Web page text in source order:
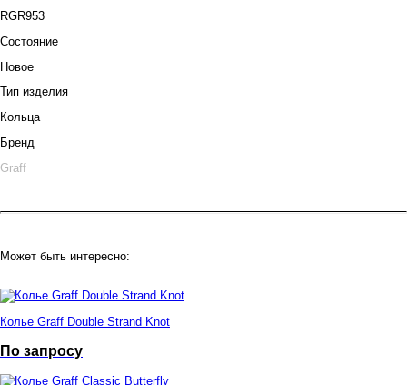
RGR953
Состояние
Новое
Тип изделия
Кольца
Бренд
Graff
Может быть интересно:
Колье Graff Double Strand Knot
По запросу